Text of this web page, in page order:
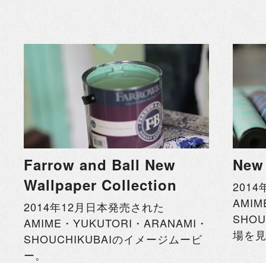
Farrow and Ball New
Wallpaper Collection
2014年12月日本発売された
AMIME・YUKUTORI・ARANAMI・
SHOUCHIKUBAIのイメージムービ
ー。
2014
場を